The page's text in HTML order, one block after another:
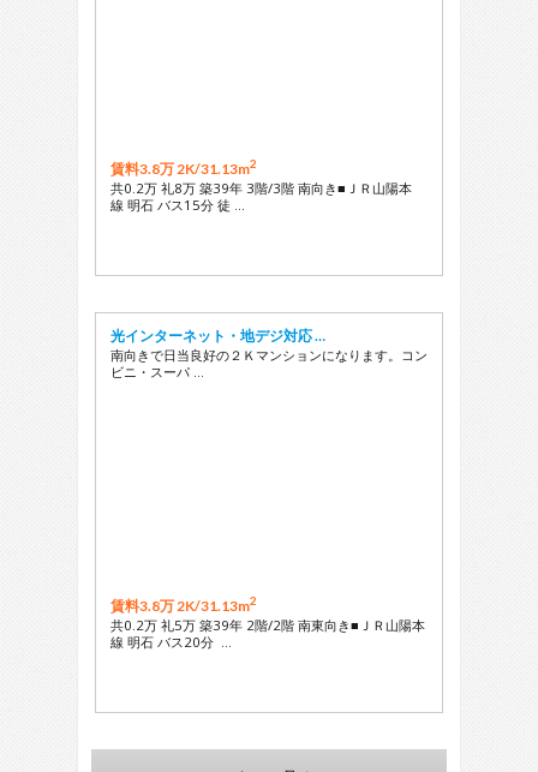
賃料3.8万 2K/31.13m2
共0.2万 礼8万 築39年 3階/3階 南向き■ＪＲ山陽本
線 明石 バス15分 徒 …
光インターネット・地デジ対応 …
南向きで日当良好の２Ｋマンションになります。コン
ビニ・スーパ …
賃料3.8万 2K/31.13m2
共0.2万 礼5万 築39年 2階/2階 南東向き■ＪＲ山陽本
線 明石 バス20分 …